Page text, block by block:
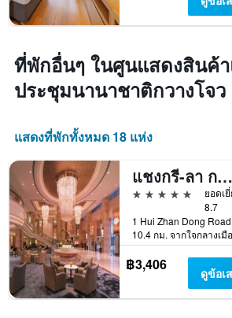
ที่พักอื่นๆ ในศูนแสดงสินค้
ประชุมนานาชาติกวางโจว
แสดงที่พักทั้งหมด 18 แห่ง
แชงกรี-ลา กว่างโจว
5 ดาว
ยอดเ
8.7
10.4 กม. จากใจกลางเมื
฿3,406 ดูข้อเ